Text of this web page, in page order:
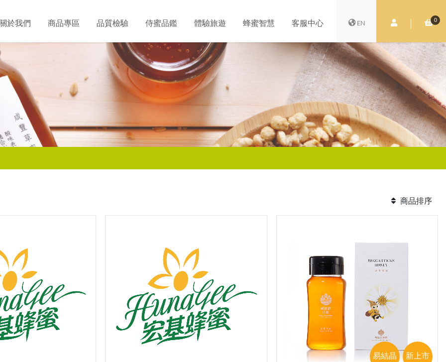
於我們 商品專區 品質檢驗 侍蜜品鑑 體驗旅遊 蜂蜜智慧 客服中心 EN 會員中心 0
購
商品排序
新上市
易結晶